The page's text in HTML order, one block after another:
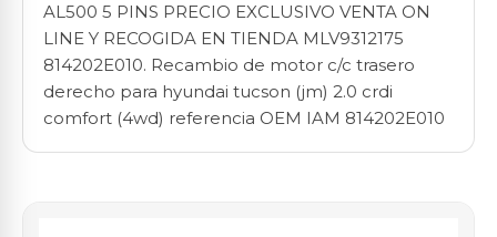
AL500 5 PINS PRECIO EXCLUSIVO VENTA ON
LINE Y RECOGIDA EN TIENDA MLV9312175
814202E010. Recambio de motor c/c trasero
derecho para hyundai tucson (jm) 2.0 crdi
comfort (4wd) referencia OEM IAM 814202E010